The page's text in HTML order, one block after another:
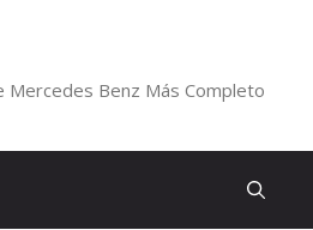
Mercedes Benz Más Completo